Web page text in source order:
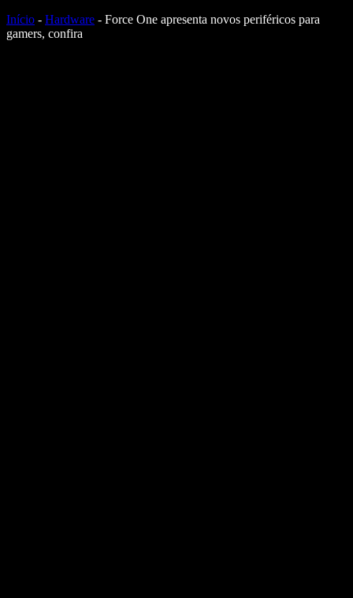
Início - Hardware - Force One apresenta novos periféricos para
gamers, confira